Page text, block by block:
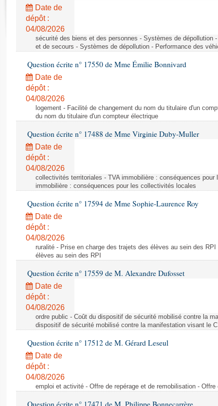
Rapports législatifs
Rapports sur l'application des lois
Baromètre de l’application des lois
Dossiers législatifs
Budget et sécurité sociale
Questions écrites et orales
Comptes rendus des débats
Date de
dépôt :
04/08/2026
sécurité des biens et des personnes - Systèmes de dépollution
et de secours - Systèmes de dépollution - Performance des
Question écrite n° 17550 de Mme Émilie Bonnivard
Date de
dépôt :
04/08/2026
logement - Facilité de changement du nom du titulaire d'un
du nom du titulaire d'un compteur électrique
Question écrite n° 17488 de Mme Virginie Duby-Muller
Date de
dépôt :
04/08/2026
collectivités territoriales - TVA immobilière : conséquences
immobilière : conséquences pour les collectivités locales
Question écrite n° 17594 de Mme Sophie-Laurence Roy
Date de
dépôt :
04/08/2026
ruralité - Prise en charge des trajets des élèves au sein des
élèves au sein des RPI
Question écrite n° 17559 de M. Alexandre Dufosset
Date de
dépôt :
04/08/2026
ordre public - Coût du dispositif de sécurité mobilisé contre la
dispositif de sécurité mobilisé contre la manifestation visant le
Question écrite n° 17512 de M. Gérard Leseul
Date de
dépôt :
04/08/2026
emploi et activité - Offre de repérage et de remobilisation -
Question écrite n° 17471 de M. Philippe Bonnecarrère